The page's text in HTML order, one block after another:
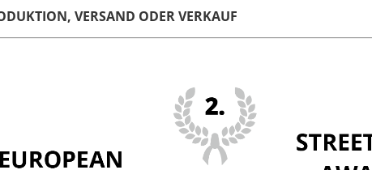
VERSAND ODER VERKAUF